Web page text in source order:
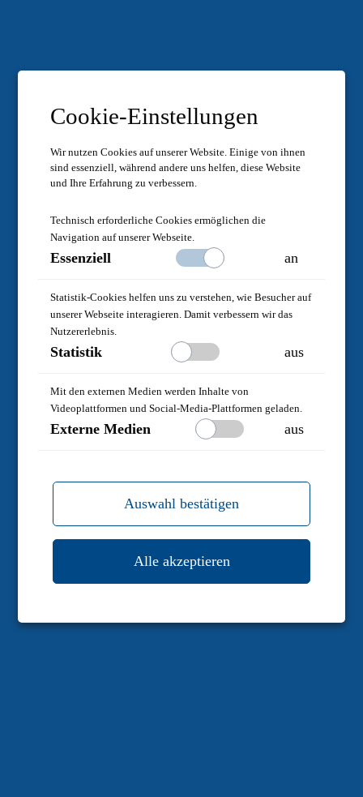
Cookie-Einstellungen
Wir nutzen Cookies auf unserer Website.Einige von ihnen
sind essenziell, während andere uns helfen, diese Website
und Ihre Erfahrung zu verbessern.
Technisch erforderliche Cookies ermöglichen die
Navigation auf unserer Webseite.
Essenziell an
Statistik-Cookies helfen uns zu verstehen, wie Besucher auf
unserer Webseite interagieren. Damit verbessern wir das
Nutzererlebnis.
Statistik aus
Mit den externen Medien werden Inhalte von
Videoplattformen und Social-Media-Plattformen geladen.
Externe Medien aus
Auswahl bestätigen
Alle akzeptieren